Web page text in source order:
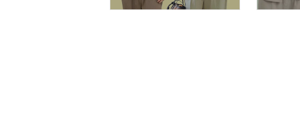
スマホグッズ・オーディ